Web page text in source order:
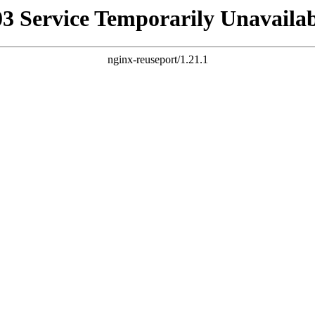
Service Temporarily
nginx-reuseport/1.21.1